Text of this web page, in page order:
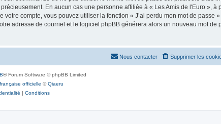
En aucun cas une personne affiliée à « Les Amis de l'Euro », à
compte, vous pouvez utiliser la fonction « J’ai perdu mon mot de passe
adresse de courriel et le logiciel phpBB générera alors un nouveau mot de
Supprimer les
Nous contacter
® Forum Software © phpBB Limited
officielle ©Qiaeru
| Conditions